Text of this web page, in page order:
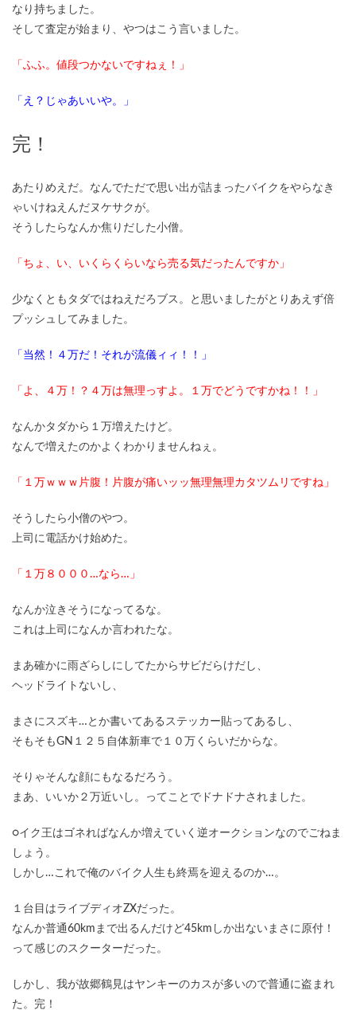
なり持ちました。
そして査定が始まり、やつはこう言いました。
「ふふ。値段つかないですねぇ！」
「え？じゃあいいや。」
完！
あたりめえだ。なんでただで思い出が詰まったバイクをやらなき
ゃいけねえんだヌケサクが。
そうしたらなんか焦りだした小僧。
「ちょ、い、いくらくらいなら売る気だったんですか」
少なくともタダではねえだろブス。と思いましたがとりあえず倍
プッシュしてみました。
「当然！４万だ！それが流儀ィィ！！」
「よ、４万！？４万は無理っすよ。１万でどうですかね！！」
なんかタダから１万増えたけど。
なんで増えたのかよくわかりませんねぇ。
「１万ｗｗｗ片腹！片腹が痛いッッ無理無理カタツムリですね」
そうしたら小僧のやつ。
上司に電話かけ始めた。
「１万８０００…なら…」
なんか泣きそうになってるな。
これは上司になんか言われたな。
まあ確かに雨ざらしにしてたからサビだらけだし、
ヘッドライトないし、
まさにスズキ…とか書いてあるステッカー貼ってあるし、
そもそもGN１２５自体新車で１０万くらいだからな。
そりゃそんな顔にもなるだろう。
まあ、いいか２万近いし。ってことでドナドナされました。
○イク王はゴネればなんか増えていく逆オークションなのでごねま
しょう。
しかし…これで俺のバイク人生も終焉を迎えるのか…。
１台目はライブディオZXだった。
なんか普通60kmまで出るんだけど45kmしか出ないまさに原付！
って感じのスクーターだった。
しかし、我が故郷鶴見はヤンキーのカスが多いので普通に盗まれ
た。完！